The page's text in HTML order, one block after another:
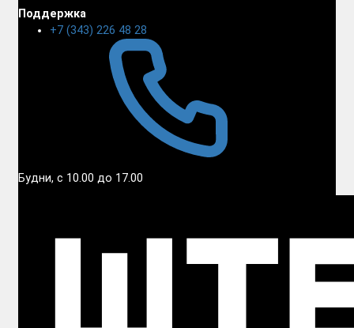
Поддержка
+7 (343) 226 48 28
Будни, с 10.00 до 17.00